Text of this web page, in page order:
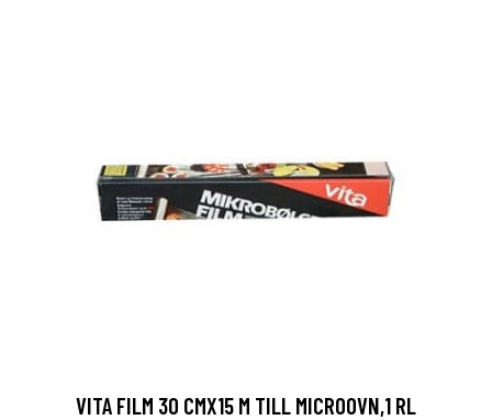
VITA FILM 30 CMX15 M TILL MICROOVN,1 RL